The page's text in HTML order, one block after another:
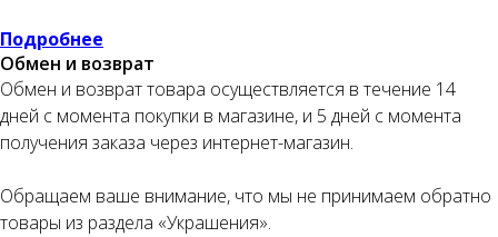
Подробнее
Обмен и возврат
Обмен и возврат товара осуществляется в течение 14
дней с момента покупки в магазине, и 5 дней с момента
получения заказа через интернет-магазин.
Обращаем ваше внимание, что мы не принимаем обратно
товары из раздела «Украшения».
Как обычная оплата картой
Понятно